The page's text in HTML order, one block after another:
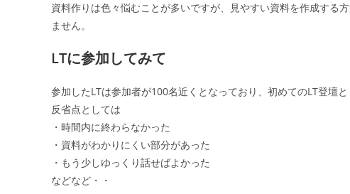
資料作りは色々悩むことが多いですが、見やすい資料を作成する
ません。
LTに参加してみて
参加したLTは参加者が100名近くとなっており、初めてのLT登壇
反省点としては
・時間内に終わらなかった
・資料がわかりにくい部分があった
・もう少しゆっくり話せばよかった
などなど・・